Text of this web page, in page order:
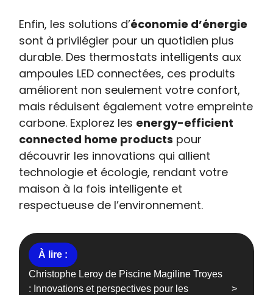
Enfin, les solutions d’économie d’énergie
sont à privilégier pour un quotidien plus
durable. Des thermostats intelligents aux
ampoules LED connectées, ces produits
améliorent non seulement votre confort,
mais réduisent également votre empreinte
carbone. Explorez les energy-efficient
connected home products pour
découvrir les innovations qui allient
technologie et écologie, rendant votre
maison à la fois intelligente et
respectueuse de l’environnement.
Christophe Leroy de Piscine Magiline Troyes
: Innovations et perspectives pour les